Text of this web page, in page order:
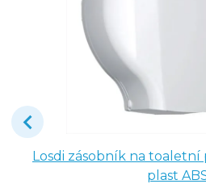
Losdi zásobník na
plast